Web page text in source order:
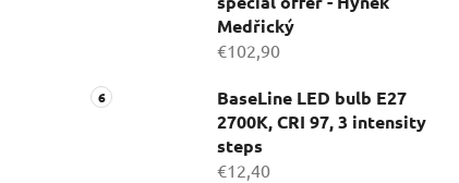
Medřický
€102,90
BaseLine LED bulb E27
2700K, CRI 97, 3 intensity
steps
€12,40